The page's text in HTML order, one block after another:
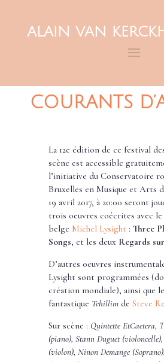
ALAIN VAN
COURANTS
La 12e édition de ce festival
scène est accessible
l’initiative du Conservatoire
Bruxelles en Musique et Arts
19 avril 2017, à 20:00 seront
trois oeuvres coécrites avec
belge Michel Lysight : Three
Songs, et les deux Regards
D’autres oeuvres
Lysight sont programmées
création mondiale), ainsi que le
fantastique Tehillimde Steve
Sur scène : Quintette EtCaetera,
(piano), Stann Duguet (violoncelle),
(violon), Ninon Demange (Soprano),